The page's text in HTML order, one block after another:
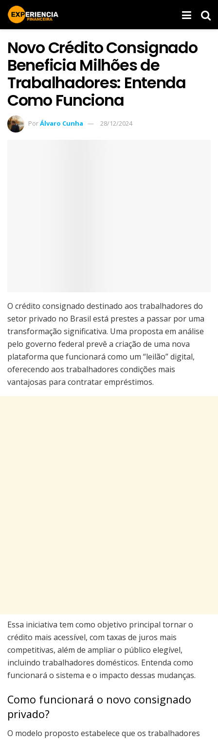
Novo Crédito Consignado
Beneficia Milhões de
Trabalhadores: Entenda
Como Funciona
PorÁlvaro Cunha 28/12/2024
O crédito consignado destinado aos trabalhadores do
setor privado no Brasil está prestes a passar por uma
transformação significativa. Uma proposta em análise
pelo governo federal prevê a criação de uma nova
plataforma que funcionará como um “leilão” digital,
oferecendo aos trabalhadores condições mais
vantajosas para contratar empréstimos.
Essa iniciativa tem como objetivo principal tornar o
crédito mais acessível, com taxas de juros mais
competitivas, além de ampliar o público elegível,
incluindo trabalhadores domésticos. Entenda como
funcionará o sistema e o impacto dessas mudanças.
Como funcionará o novo consignado
privado?
O modelo proposto estabelece que os trabalhadores